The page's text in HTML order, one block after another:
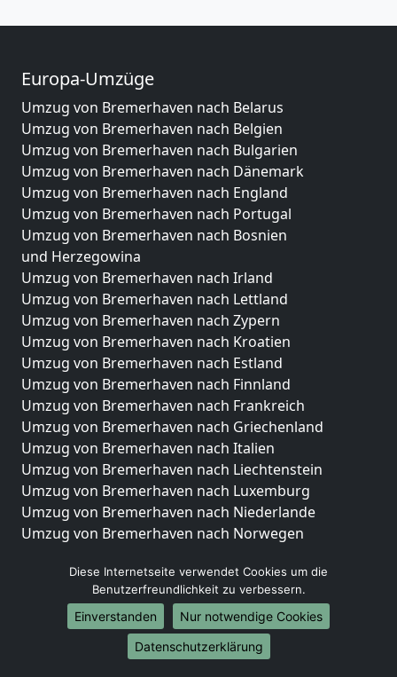
Europa-Umzüge
Umzug von Bremerhaven nach Belarus
Umzug von Bremerhaven nach Belgien
Umzug von Bremerhaven nach Bulgarien
Umzug von Bremerhaven nach Dänemark
Umzug von Bremerhaven nach England
Umzug von Bremerhaven nach Portugal
Umzug von Bremerhaven nach Bosnien
und Herzegowina
Umzug von Bremerhaven nach Irland
Umzug von Bremerhaven nach Lettland
Umzug von Bremerhaven nach Zypern
Umzug von Bremerhaven nach Kroatien
Umzug von Bremerhaven nach Estland
Umzug von Bremerhaven nach Finnland
Umzug von Bremerhaven nach Frankreich
Umzug von Bremerhaven nach Griechenland
Umzug von Bremerhaven nach Italien
Umzug von Bremerhaven nach Liechtenstein
Umzug von Bremerhaven nach Luxemburg
Umzug von Bremerhaven nach Niederlande
Umzug von Bremerhaven nach Norwegen
Umzüge-Deutschlandweit
Umzug von Bremerhaven nach Berlin
Umzug von Bremerhaven nach Hamburg
Umzug von Bremerhaven nach München
Umzug von Bremerhaven nach Köln
Diese Internetseite verwendet Cookies um die
Benutzerfreundlichkeit zu verbessern.
Einverstanden
Nur notwendige Cookies
Datenschutzerklärung